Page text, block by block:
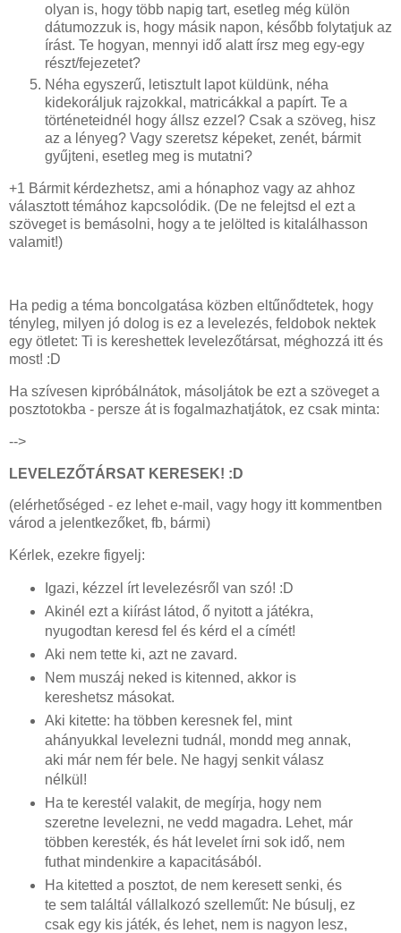
olyan is, hogy több napig tart, esetleg még külön
dátumozzuk is, hogy másik napon, később folytatjuk az
írást. Te hogyan, mennyi idő alatt írsz meg egy-egy
részt/fejezetet?
Néha egyszerű, letisztult lapot küldünk, néha
kidekoráljuk rajzokkal, matricákkal a papírt. Te a
történeteidnél hogy állsz ezzel? Csak a szöveg, hisz
az a lényeg? Vagy szeretsz képeket, zenét, bármit
gyűjteni, esetleg meg is mutatni?
+1 Bármit kérdezhetsz, ami a hónaphoz vagy az ahhoz
választott témához kapcsolódik. (De ne felejtsd el ezt a
szöveget is bemásolni, hogy a te jelölted is kitalálhasson
valamit!)
Ha pedig a téma boncolgatása közben eltűnődtetek, hogy
tényleg, milyen jó dolog is ez a levelezés, feldobok nektek
egy ötletet: Ti is kereshettek levelezőtársat, méghozzá itt és
most! :D
Ha szívesen kipróbálnátok, másoljátok be ezt a szöveget a
posztotokba - persze át is fogalmazhatjátok, ez csak minta:
-->
LEVELEZŐTÁRSAT KERESEK! :D
(elérhetőséged - ez lehet e-mail, vagy hogy itt kommentben
várod a jelentkezőket, fb, bármi)
Kérlek, ezekre figyelj:
Igazi, kézzel írt levelezésről van szó! :D
Akinél ezt a kiírást látod, ő nyitott a játékra,
nyugodtan keresd fel és kérd el a címét!
Aki nem tette ki, azt ne zavard.
Nem muszáj neked is kitenned, akkor is
kereshetsz másokat.
Aki kitette: ha többen keresnek fel, mint
ahányukkal levelezni tudnál, mondd meg annak,
aki már nem fér bele. Ne hagyj senkit válasz
nélkül!
Ha te kerestél valakit, de megírja, hogy nem
szeretne levelezni, ne vedd magadra. Lehet, már
többen keresték, és hát levelet írni sok idő, nem
futhat mindenkire a kapacitásából.
Ha kitetted a posztot, de nem keresett senki, és
te sem találtál vállalkozó szelleműt: Ne búsulj, ez
csak egy kis játék, és lehet, nem is nagyon lesz,